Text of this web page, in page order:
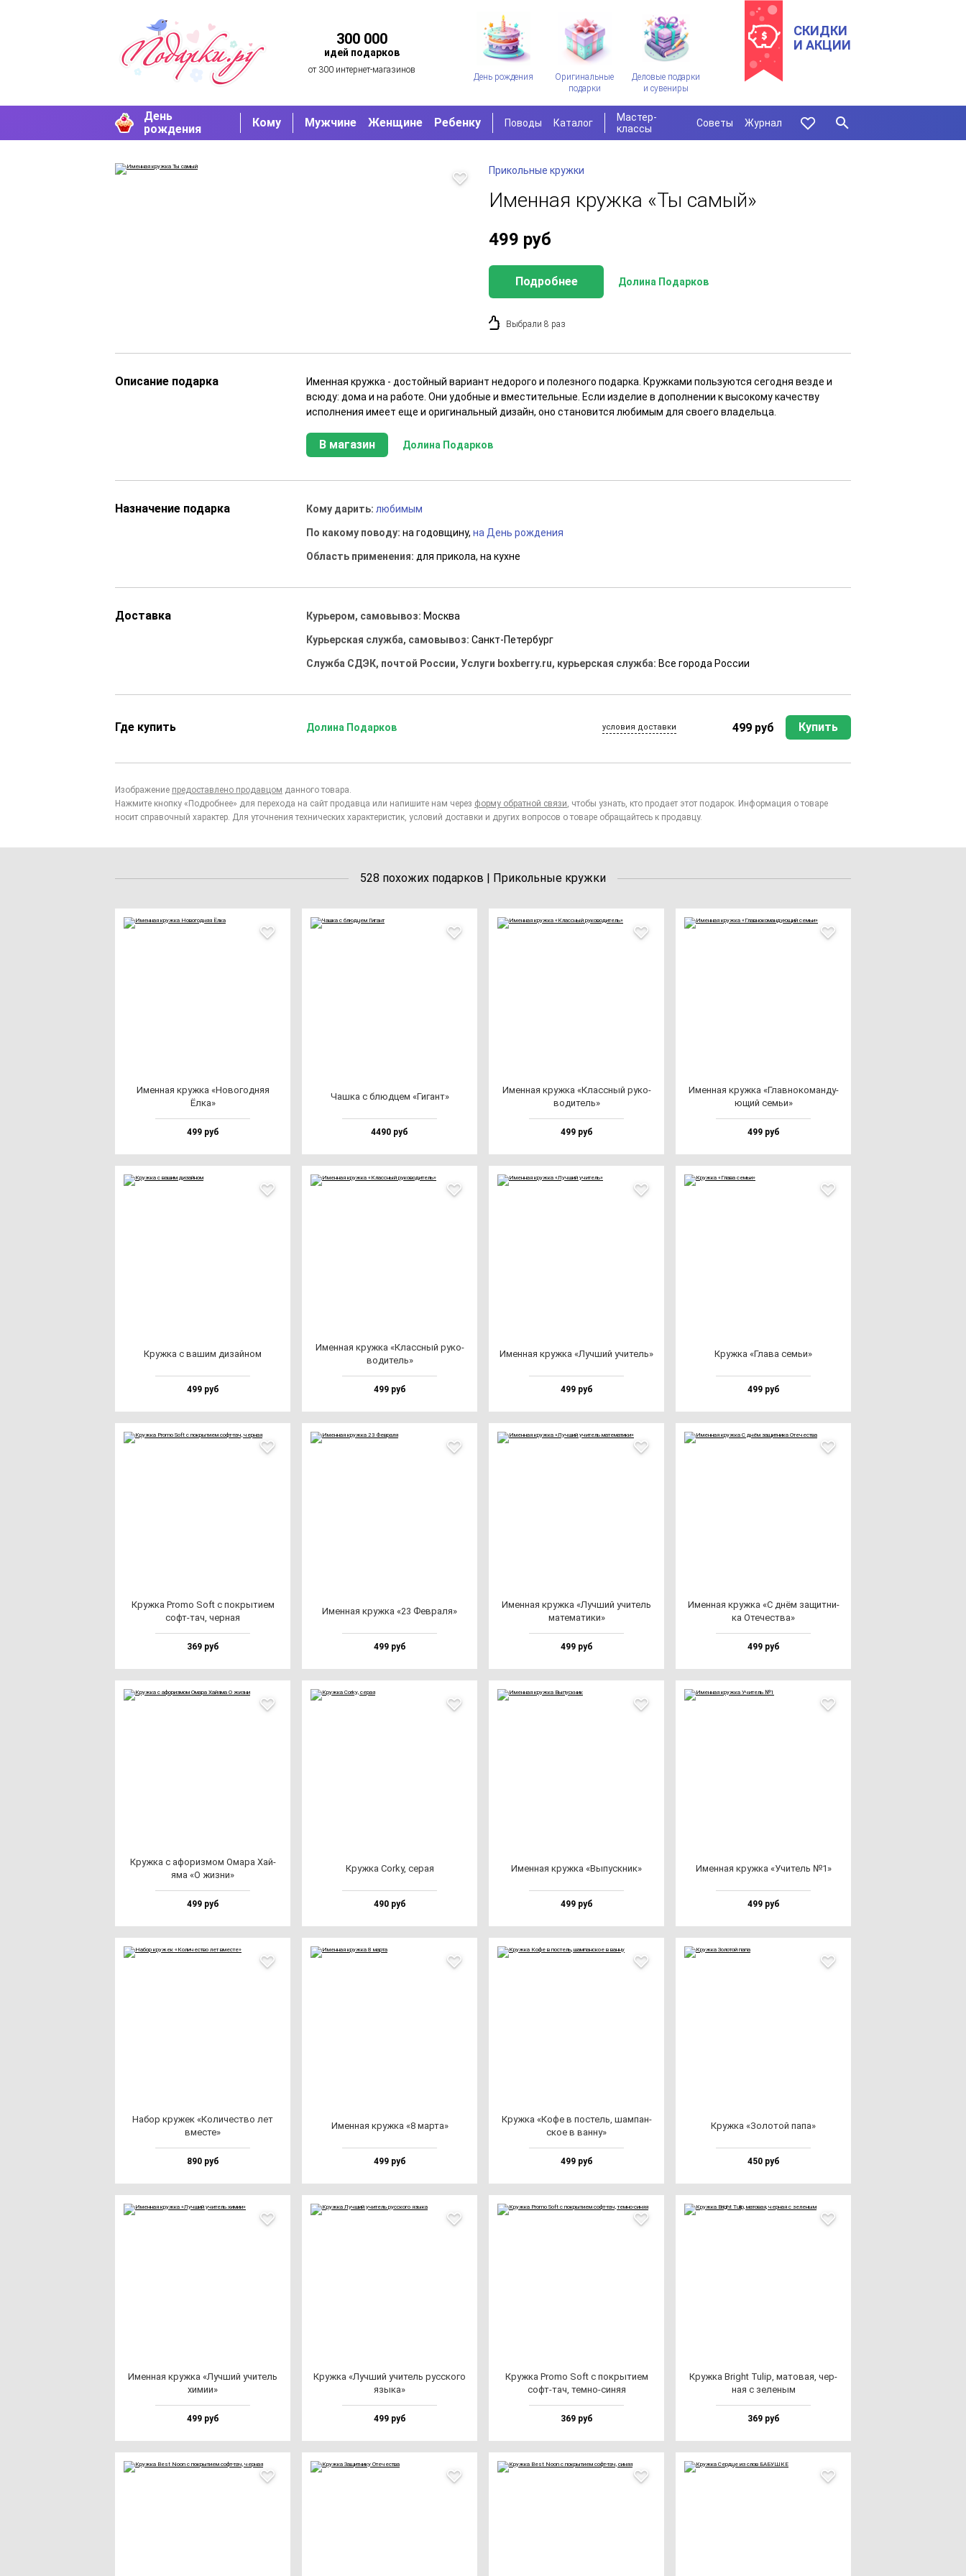
300 000
идей подарков
от 300 интернет-магазинов
День рождения
Оригинальные
подарки
Деловые подарки
и сувениры
СКИДКИ
И АКЦИИ
День
рождения
Кому Мужчине Женщине Ребенку Поводы Каталог
Мастер-
классы
Советы Журнал
Прикольные кружки
Именная кружка «Ты самый»
499 руб
Подробнее Долина Подарков
Выбрали 8 раз
Описание подарка
Именная кружка - достойный вариант недорого и полезного подарка. Кружками пользуются сегодня везде и
всюду: дома и на работе. Они удобные и вместительные. Если изделие в дополнении к высокому качеству
исполнения имеет еще и оригинальный дизайн, оно становится любимым для своего владельца.
В магазин Долина Подарков
Назначение подарка Кому дарить:любимым
По какому поводу:на годовщину,на День рождения
Область применения:для прикола, на кухне
Доставка Курьером, самовывоз: Москва
Курьерская служба, самовывоз:Санкт-Петербург
Служба СДЭК, почтой России, Услуги boxberry.ru, курьерская служба: Все города России
Где купить Долина Подарков условия доставки 499 руб Купить
Изображение предоставлено продавцом данного товара.
Нажмите кнопку «Подробнее» для перехода на сайт продавца или напишите нам через форму обратной связи, чтобы узнать, кто продает этот подарок. Информация о товаре
носит справочный характер. Для уточнения технических характеристик, условий доставки и других вопросов о товаре обращайтесь к продавцу.
528 похожих подарков | Прикольные кружки
Имен­ная круж­ка «Ново­год­няя
Ёлка»
499 руб
Чаш­ка с блюд­цем «Гигант»
4490 руб
Имен­ная круж­ка «Клас­сный ру­ко­
во­ди­тель»
499 руб
Имен­ная круж­ка «Глав­но­ко­ман­ду­
ющий семьи»
499 руб
Круж­ка с ва­шим ди­зай­ном
499 руб
Имен­ная круж­ка «Клас­сный ру­ко­
во­ди­тель»
499 руб
Имен­ная круж­ка «Луч­ший учи­тель»
499 руб
Круж­ка «Гла­ва cемьи»
499 руб
Круж­ка Pro­mo Soft с пок­ры­ти­ем
софт-тач, чер­ная
369 руб
Имен­ная круж­ка «23 Фев­ра­ля»
499 руб
Имен­ная круж­ка «Луч­ший учи­тель
ма­те­ма­ти­ки»
499 руб
Имен­ная круж­ка «С днём за­щит­ни­
ка Оте­чес­тва»
499 руб
Круж­ка с афо­риз­мом Ома­ра Хай­
яма «О жиз­ни»
499 руб
Круж­ка Corky, се­рая
490 руб
Имен­ная круж­ка «Выпус­кник»
499 руб
Имен­ная круж­ка «Учи­тель №1»
499 руб
Набор кру­жек «Коли­чес­тво лет
вмес­те»
890 руб
Имен­ная круж­ка «8 мар­та»
499 руб
Круж­ка «Кофе в пос­тель, шам­пан­
ское в ван­ну»
499 руб
Круж­ка «Золо­той па­па»
450 руб
Имен­ная круж­ка «Луч­ший учи­тель
хи­мии»
499 руб
Круж­ка «Луч­ший учи­тель рус­ско­го
язы­ка»
499 руб
Круж­ка Pro­mo Soft с пок­ры­ти­ем
софт-тач, тем­но-си­няя
369 руб
Круж­ка Bright Tulip, ма­то­вая, чер­
ная с зе­ле­ным
369 руб